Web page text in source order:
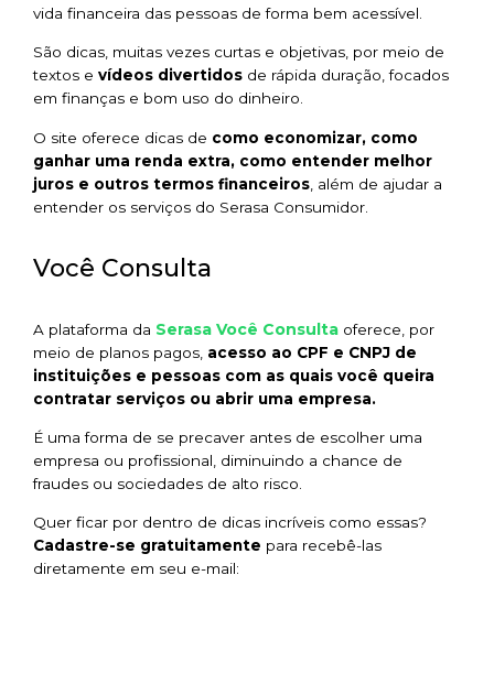
vida financeira das pessoas de forma bem acessível.
São dicas, muitas vezes curtas e objetivas, por meio de
textos e vídeos divertidos de rápida duração, focados
em finanças e bom uso do dinheiro.
O site oferece dicas de como economizar, como
ganhar uma renda extra, como entender melhor
juros e outros termos financeiros , além de ajudar a
entender os serviços do Serasa Consumidor.
Você Consulta
A plataforma da Serasa Você Consulta oferece, por
meio de planos pagos, acesso ao CPF e CNPJ de
instituições e pessoas com as quais você queira
contratar serviços ou abrir uma empresa.
É uma forma de se precaver antes de escolher uma
empresa ou profissional, diminuindo a chance de
fraudes ou sociedades de alto risco.
Quer ficar por dentro de dicas incríveis como essas?
Cadastre-se gratuitamente para recebê-las
diretamente em seu e-mail: